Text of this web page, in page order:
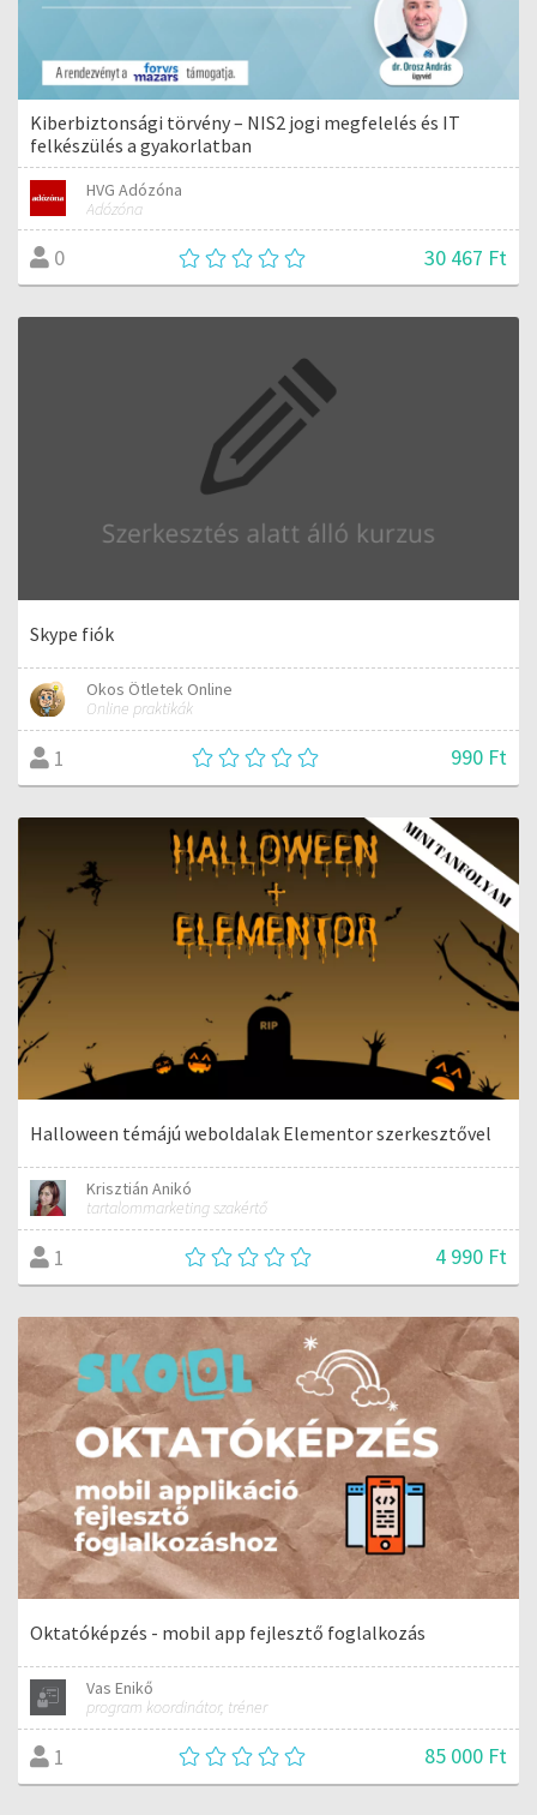
Kiberbiztonsági törvény – NIS2 jogi megfelelés és IT
felkészülés a gyakorlatban
HVG Adózóna
Adózóna
0 30 467 Ft
Skype fiók
Okos Ötletek Online
Online praktikák
1 990 Ft
Halloween témájú weboldalak Elementor szerkesztővel
Krisztián Anikó
tartalommarketing szakértő
1 4 990 Ft
Oktatóképzés - mobil app fejlesztő foglalkozás
Vas Enikő
program koordinátor, tréner
1 85 000 Ft